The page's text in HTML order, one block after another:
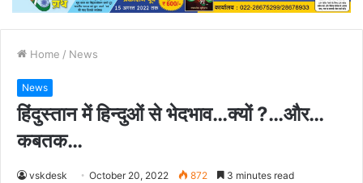
Home / News
News
हिंदुस्तान में हिन्दुओं से भेदभाव…क्यों ?…और…
कबतक…
vskdesk October 20, 2022 872 3 minutes read